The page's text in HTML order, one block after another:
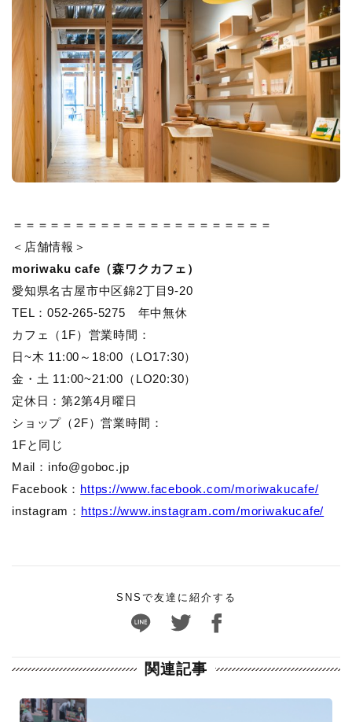
＝＝＝＝＝＝＝＝＝＝＝＝＝＝＝＝＝＝＝＝＝
＜店舗情報＞
moriwaku cafe（森ワクカフェ）
愛知県名古屋市中区錦2丁目9-20
TEL：052-265-5275 年中無休
カフェ（1F）営業時間：
日~木 11:00～18:00（LO17:30）
金・土 11:00~21:00（LO20:30）
定休日：第2第4月曜日
ショップ（2F）営業時間：
1Fと同じ
Mail：info@goboc.jp
Facebook： https://www.facebook.com/moriwakucafe/
instagram： https://www.instagram.com/moriwakucafe/
SNSで友達に紹介する
関連記事